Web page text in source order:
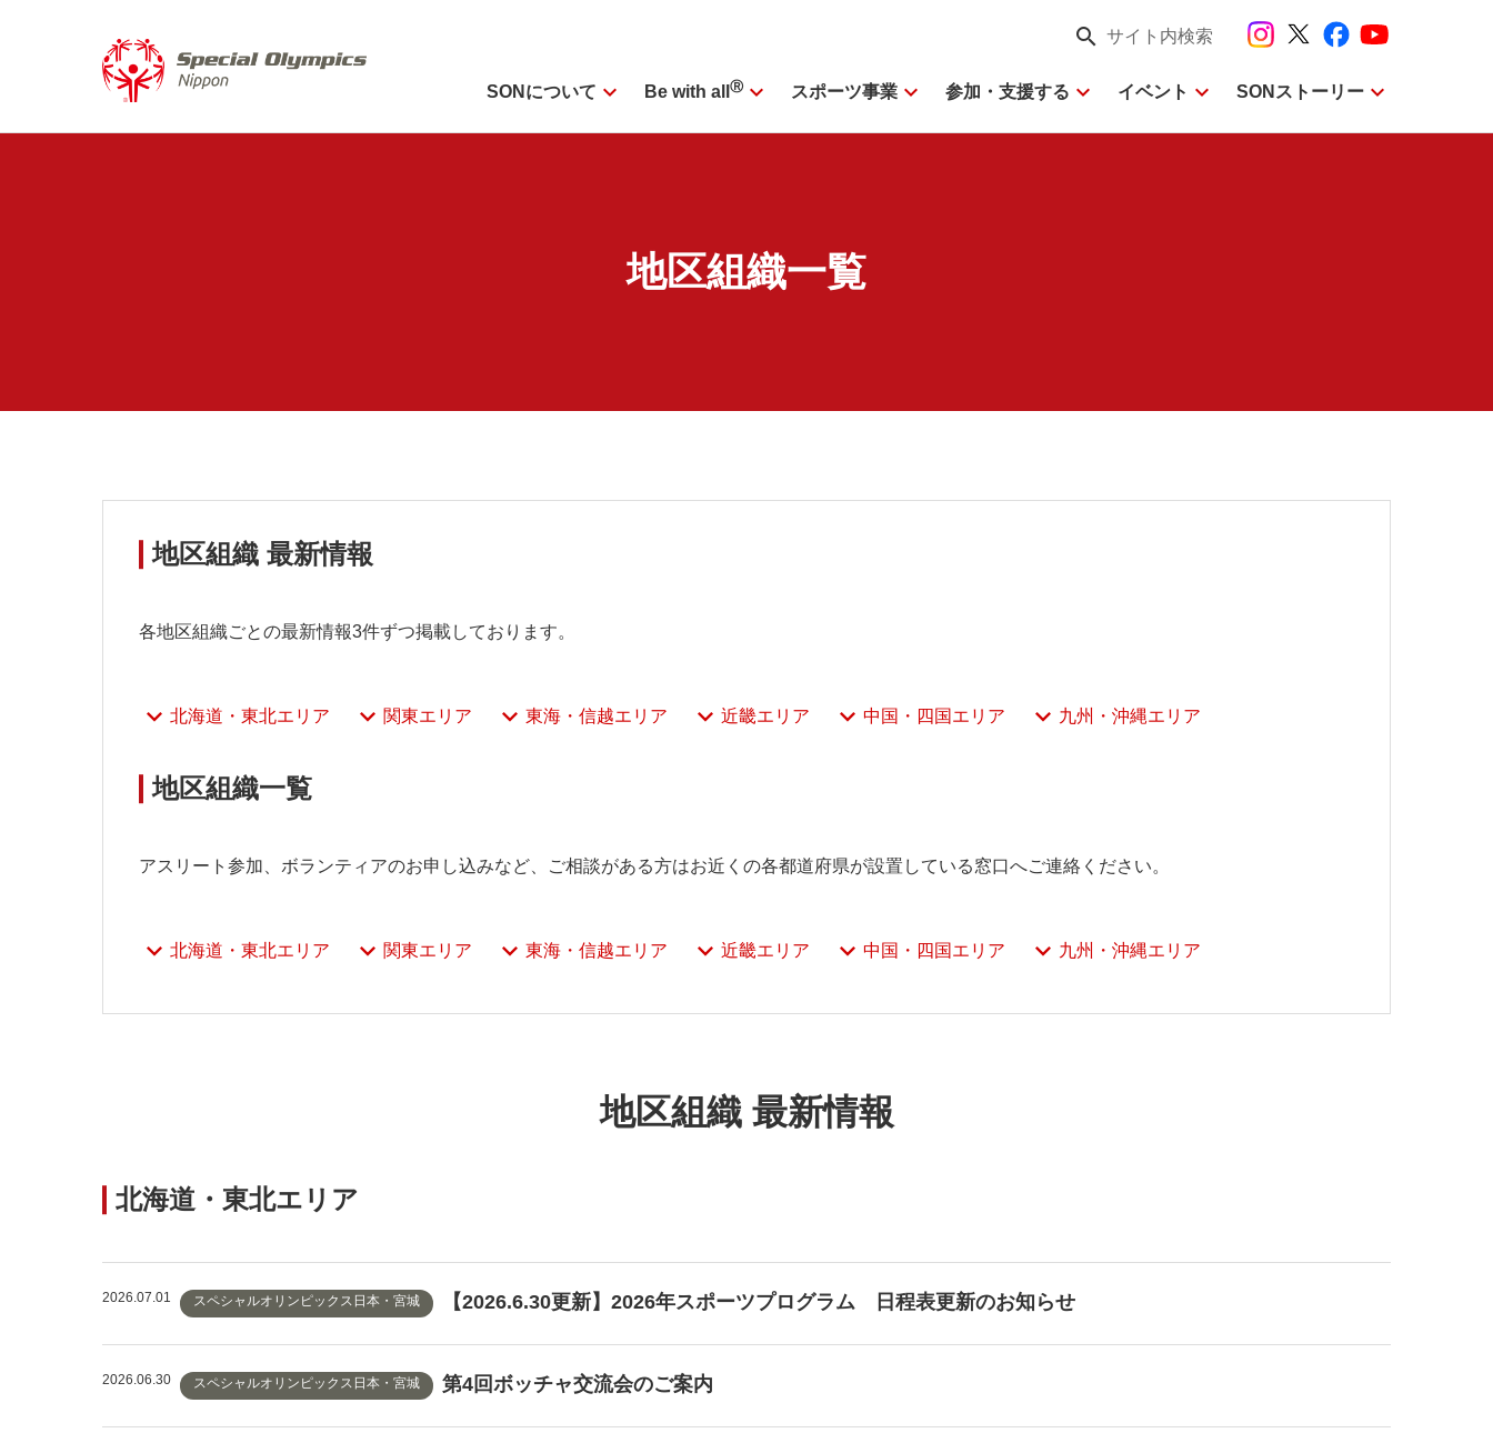
search サイト内検索
SONについて expand_more Be with all Ⓡ expand_more スポーツ事業 expand_more 参加・支援する expand_more イベント expand_more SONストーリー expand_more
地区組織一覧
地区組織 最新情報
各地区組織ごとの最新情報3件ずつ掲載しております。
北海道・東北エリア 関東エリア 東海・信越エリア 近畿エリア 中国・四国エリア 九州・沖縄エリア
地区組織一覧
アスリート参加、ボランティアのお申し込みなど、ご相談がある方はお近くの各都道府県が設置している窓口へご連絡ください。
北海道・東北エリア 関東エリア 東海・信越エリア 近畿エリア 中国・四国エリア 九州・沖縄エリア
地区組織 最新情報
北海道・東北エリア
2026.07.01 スペシャルオリンピックス日本・宮城 【2026.6.30更新】2026年スポーツプログラム 日程表更新のお知らせ
2026.06.30 スペシャルオリンピックス日本・宮城 第4回ボッチャ交流会のご案内